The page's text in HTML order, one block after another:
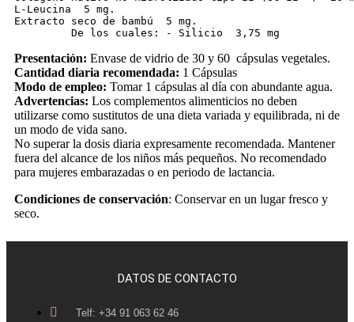
L-Leucina  5 mg.
Extracto seco de bambú  5 mg.
         De los cuales: - Silicio  3,75 mg
Presentación: Envase de vidrio de 30 y 60 cápsulas vegetales.
Cantidad diaria recomendada: 1 Cápsulas
Modo de empleo: Tomar 1 cápsulas al día con abundante agua.
Advertencias: Los complementos alimenticios no deben
utilizarse como sustitutos de una dieta variada y equilibrada, ni de
un modo de vida sano.
No superar la dosis diaria expresamente recomendada. Mantener
fuera del alcance de los niños más pequeños. No recomendado
para mujeres embarazadas o en periodo de lactancia.
Condiciones de conservación: Conservar en un lugar fresco y
seco.
DATOS DE CONTACTO
Telf: +34 91 063 62 46